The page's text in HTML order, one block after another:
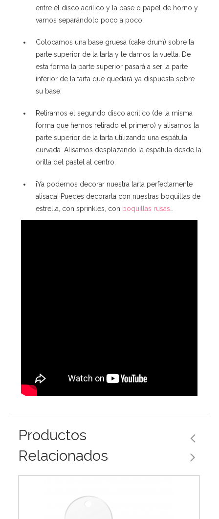
entre el disco acrílico y la base o papel de horno y
vamos separándolo poco a poco.
Colocamos una base gruesa (cake drum) sobre la
parte superior de la tarta y le damos la vuelta. De
esta forma la parte superior pasará a ser la parte
inferior de la tarta que quedará ya dispuesta sobre
su base.
Retiramos el segundo disco acrílico (de la misma
forma que hemos retirado el primero) y alisamos la
parte superior de la tarta utilizando una espátula
curvada. Alisamos desplazando la espátula desde la
orilla del pastel al centro.
¡Ya podemos decorar nuestra tarta perfectamente
alisada! Puedes decorarla con nuestras boquillas de
estrella, con sprinkles, con boquillas rusas
Productos
Relacionados